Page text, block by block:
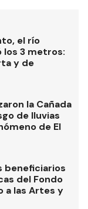
el río
los 3 metros:
y de
la Cañada
de lluvias
de El
beneficiarios
del Fondo
a las Artes y